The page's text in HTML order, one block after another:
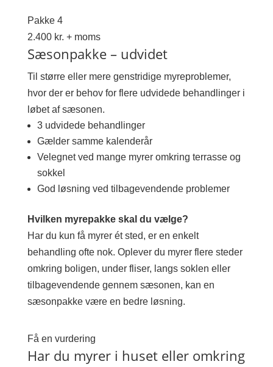
Pakke 4
2.400 kr. + moms
Sæsonpakke – udvidet
Til større eller mere genstridige myreproblemer,
hvor der er behov for flere udvidede behandlinger i
løbet af sæsonen.
3 udvidede behandlinger
Gælder samme kalenderår
Velegnet ved mange myrer omkring terrasse og
sokkel
God løsning ved tilbagevendende problemer
Hvilken myrepakke skal du vælge?
Har du kun få myrer ét sted, er en enkelt
behandling ofte nok. Oplever du myrer flere steder
omkring boligen, under fliser, langs soklen eller
tilbagevendende gennem sæsonen, kan en
sæsonpakke være en bedre løsning.
Få en vurdering
Har du myrer i huset eller omkring